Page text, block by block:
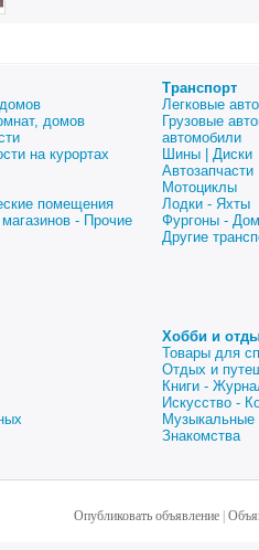
домов
на курортах
помещения
- Прочие
Транспорт
Легковые
Грузовые
автомобили
Шины | Диски
Автозапчасти
Мотоциклы
Лодки - Яхты
Фургоны -
Другие
Хобби и
Товары для
Отдых и
Книги -
Искусство -
Музыкальные
Знакомства
Опубликовать объявление|